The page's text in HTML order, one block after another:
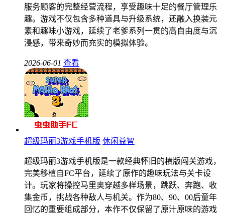
服务顾客的完整经营流程，享受趣味十足的餐厅管理乐
趣。游戏不仅包含多种道具与升级系统，还融入换装元
素和趣味小游戏，延续了老爹系列一贯的高自由度与沉
浸感，带来奇妙而充实的模拟体验。
2026-06-01 查看
超级玛丽3游戏手机版 休闲益智
超级玛丽3游戏手机版是一款经典怀旧的横版闯关游戏，
完美移植自FC平台，延续了原作的趣味玩法与关卡设
计。玩家将操控马里奥穿越多样场景，跳跃、奔跑、收
集金币，挑战各种敌人与机关。作为80、90、00后童年
回忆的重要组成部分，本作不仅保留了原汁原味的游戏